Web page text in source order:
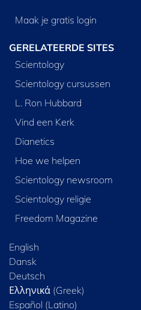
Maak je gratis login
GERELATEERDE SITES
Scientology
Scientology cursussen
L. Ron Hubbard
Vind een Kerk
Dianetics
Hoe we helpen
Scientology newsroom
Scientology religie
Freedom Magazine
English
Dansk
Deutsch
Ελληνικά (Greek)
Español (Latino)